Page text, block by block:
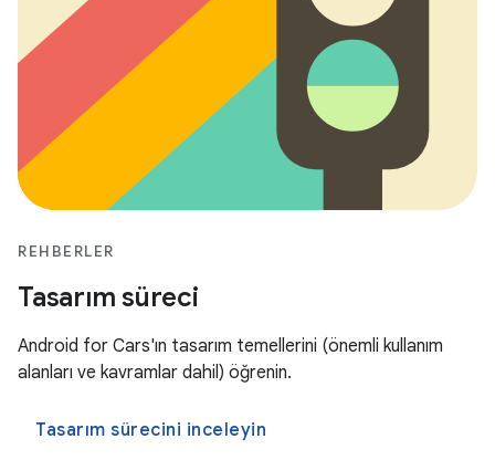
REHBERLER
Tasarım süreci
Android for Cars'ın tasarım temellerini (önemli kullanım
alanları ve kavramlar dahil) öğrenin.
Tasarım sürecini inceleyin